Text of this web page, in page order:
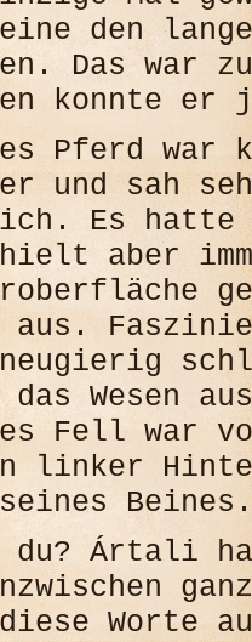
den
Das war
konnte er
Pferd war
und sah
Es hatte
aber
aus.
das Wesen
Fell war
linker
du? Ártali
ganz
Worte